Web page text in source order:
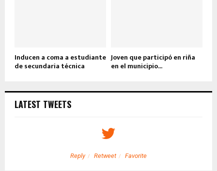
Inducen a coma a estudiante
de secundaria técnica
Joven que participó en riña
en el municipio...
LATEST TWEETS
Reply Retweet Favorite